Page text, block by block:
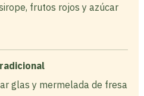
frutos rojos y azúcar
glas y mermelada de fresa